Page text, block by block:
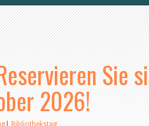
Sie
2026!
|Bibliothekstag